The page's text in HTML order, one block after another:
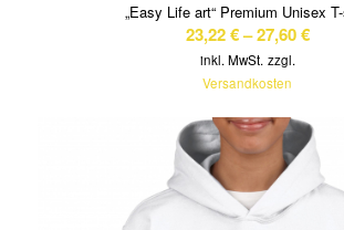
„Easy Life art“ Premium Unisex
23,22€–27,60€
inkl. MwSt. zzgl.
Versandkosten